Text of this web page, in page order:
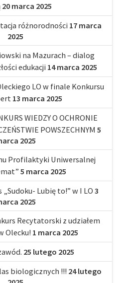
20 marca 2025
różnorodności 17 marca
2025
na Mazurach – dialog
edukacji 14 marca 2025
LO w finale Konkursu
13 marca 2025
WIEDZY O OCHRONIE
POWSZECHNYM 5
2025
Profilaktyki Uniwersalnej
5 marca 2025
Lubię to!” w I LO 3
2025
Recytatorski z udziałem
Olecku! 1 marca 2025
25 lutego 2025
biologicznych !!! 24 lutego